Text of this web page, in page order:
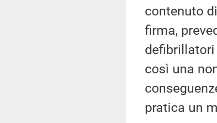
contenuto
firma,
così una
pratica un